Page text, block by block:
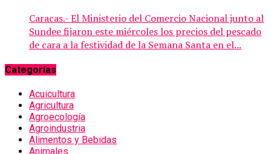
Caracas.- El Ministerio del Comercio Nacional junto al
Sundee fijaron este miércoles los precios del pescado
de cara a la festividad de la Semana Santa en el...
Categorías
Acuicultura
Agricultura
Agroecología
Agroindustria
Alimentos y Bebidas
Animales